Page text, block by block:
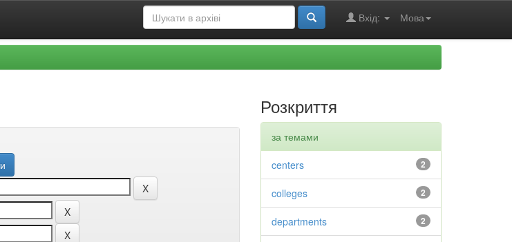
Мова
Вхід:
Розкриття
за темами
2
centers
2
colleges
2
departments